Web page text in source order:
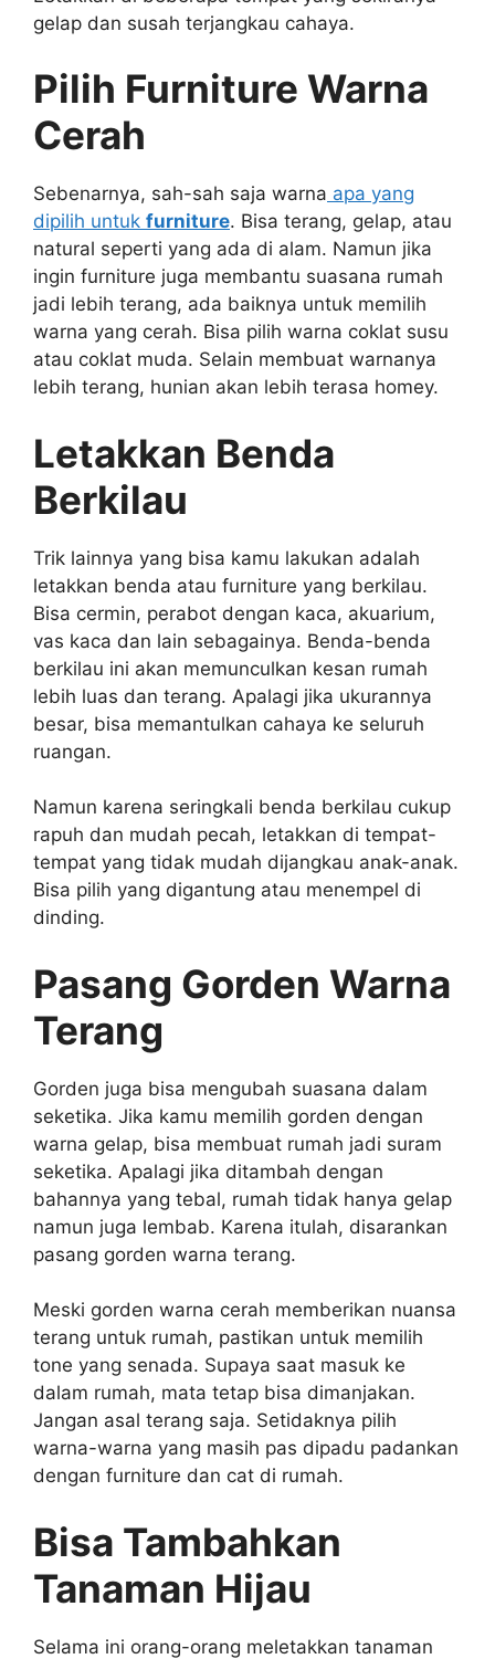
gelap dan susah terjangkau cahaya.
Pilih Furniture Warna
Cerah
Sebenarnya, sah-sah saja warna apa yang
dipilih untuk furniture. Bisa terang, gelap, atau
natural seperti yang ada di alam. Namun jika
ingin furniture juga membantu suasana rumah
jadi lebih terang, ada baiknya untuk memilih
warna yang cerah. Bisa pilih warna coklat susu
atau coklat muda. Selain membuat warnanya
lebih terang, hunian akan lebih terasa homey.
Letakkan Benda
Berkilau
Trik lainnya yang bisa kamu lakukan adalah
letakkan benda atau furniture yang berkilau.
Bisa cermin, perabot dengan kaca, akuarium,
vas kaca dan lain sebagainya. Benda-benda
berkilau ini akan memunculkan kesan rumah
lebih luas dan terang. Apalagi jika ukurannya
besar, bisa memantulkan cahaya ke seluruh
ruangan.
Namun karena seringkali benda berkilau cukup
rapuh dan mudah pecah, letakkan di tempat-
tempat yang tidak mudah dijangkau anak-anak.
Bisa pilih yang digantung atau menempel di
dinding.
Pasang Gorden Warna
Terang
Gorden juga bisa mengubah suasana dalam
seketika. Jika kamu memilih gorden dengan
warna gelap, bisa membuat rumah jadi suram
seketika. Apalagi jika ditambah dengan
bahannya yang tebal, rumah tidak hanya gelap
namun juga lembab. Karena itulah, disarankan
pasang gorden warna terang.
Meski gorden warna cerah memberikan nuansa
terang untuk rumah, pastikan untuk memilih
tone yang senada. Supaya saat masuk ke
dalam rumah, mata tetap bisa dimanjakan.
Jangan asal terang saja. Setidaknya pilih
warna-warna yang masih pas dipadu padankan
dengan furniture dan cat di rumah.
Bisa Tambahkan
Tanaman Hijau
Selama ini orang-orang meletakkan tanaman